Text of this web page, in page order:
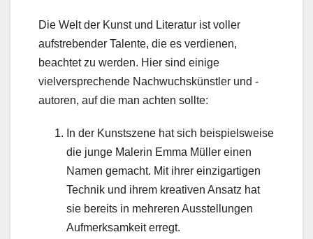
Die Welt der Kunst und Literatur ist voller
aufstrebender Talente, die es verdienen,
beachtet zu werden. Hier sind einige
vielversprechende Nachwuchskünstler und -
autoren, auf die man achten sollte:
In der Kunstszene hat sich beispielsweise
die junge Malerin Emma Müller einen
Namen gemacht. Mit ihrer einzigartigen
Technik und ihrem kreativen Ansatz hat
sie bereits in mehreren Ausstellungen
Aufmerksamkeit erregt.